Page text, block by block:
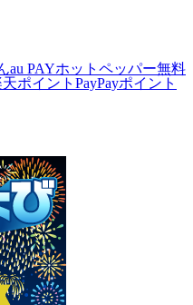
au PAYホットペッパー無料
ポイント PayPayポイント